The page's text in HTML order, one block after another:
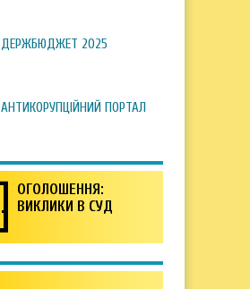
ДЕРЖБЮДЖЕТ 2025
АНТИКОРУПЦІЙНИЙ ПОРТАЛ
ОГОЛОШЕННЯ:
ВИКЛИКИ В СУД